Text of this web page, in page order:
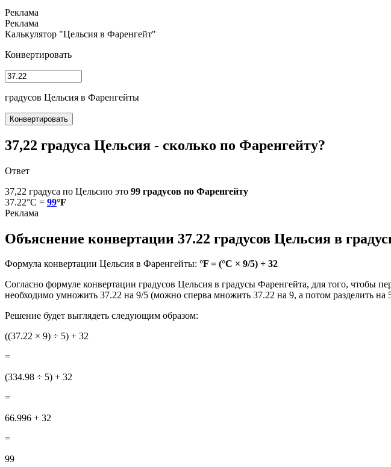
Калькулятор "Цельсия в Фаренгейт"
Конвертировать
градусов Цельсия в Фаренгейты
Конвертировать
37,22 градуса Цельсия - сколько по Фаренгейту?
Ответ
37,22 градуса по Цельсию это 99 градусов по Фаренгейту
37.22°C = 99°F
Объяснение конвертации 37.22 градусов Цельсия в
Формула конвертации Цельсия в Фаренгейты: °F = (°C × 9/5) + 32
Согласно формуле конвертации градусов Цельсия в градусы Фаренгейта, для того, чтобы
необходимо умножить 37.22 на 9/5 (можно сперва множить 37.22 на 9, а потом разделить на
Решение будет выглядеть следующим образом:
((37.22 × 9) ÷ 5) + 32
=
(334.98 ÷ 5) + 32
=
66.996 + 32
=
99